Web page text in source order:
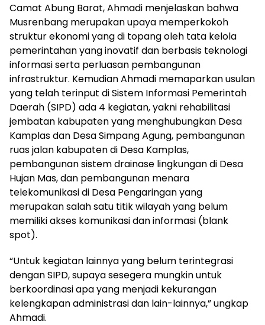
Camat Abung Barat, Ahmadi menjelaskan bahwa
Musrenbang merupakan upaya memperkokoh
struktur ekonomi yang di topang oleh tata kelola
pemerintahan yang inovatif dan berbasis teknologi
informasi serta perluasan pembangunan
infrastruktur. Kemudian Ahmadi memaparkan usulan
yang telah terinput di Sistem Informasi Pemerintah
Daerah (SIPD) ada 4 kegiatan, yakni rehabilitasi
jembatan kabupaten yang menghubungkan Desa
Kamplas dan Desa Simpang Agung, pembangunan
ruas jalan kabupaten di Desa Kamplas,
pembangunan sistem drainase lingkungan di Desa
Hujan Mas, dan pembangunan menara
telekomunikasi di Desa Pengaringan yang
merupakan salah satu titik wilayah yang belum
memiliki akses komunikasi dan informasi (blank
spot).
“Untuk kegiatan lainnya yang belum terintegrasi
dengan SIPD, supaya sesegera mungkin untuk
berkoordinasi apa yang menjadi kekurangan
kelengkapan administrasi dan lain-lainnya,” ungkap
Ahmadi.